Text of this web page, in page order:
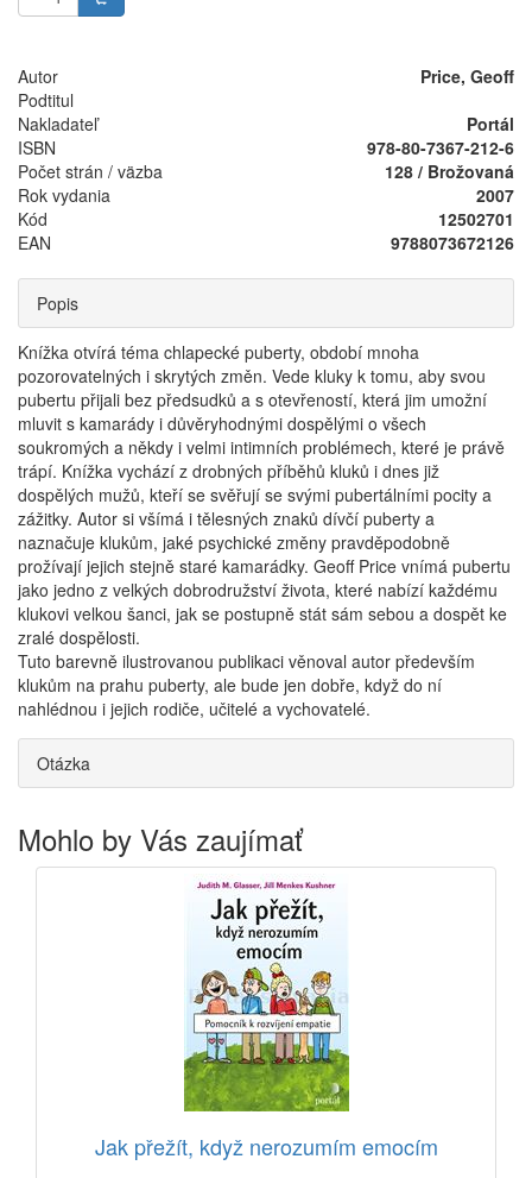
Autor
Price, Geoff
Podtitul
Nakladateľ
Portál
ISBN
978-80-7367-212-6
Počet strán / väzba
128 / Brožovaná
Rok vydania
2007
Kód
12502701
EAN
9788073672126
Popis
Knížka otvírá téma chlapecké puberty, období mnoha
pozorovatelných i skrytých změn. Vede kluky k tomu, aby svou
pubertu přijali bez předsudků a s otevřeností, která jim umožní
mluvit s kamarády i důvěryhodnými dospělými o všech
soukromých a někdy i velmi intimních problémech, které je právě
trápí. Knížka vychází z drobných příběhů kluků i dnes již
dospělých mužů, kteří se svěřují se svými pubertálními pocity a
zážitky. Autor si všímá i tělesných znaků dívčí puberty a
naznačuje klukům, jaké psychické změny pravděpodobně
prožívají jejich stejně staré kamarádky. Geoff Price vnímá pubertu
jako jedno z velkých dobrodružství života, které nabízí každému
klukovi velkou šanci, jak se postupně stát sám sebou a dospět ke
zralé dospělosti.
Tuto barevně ilustrovanou publikaci věnoval autor především
klukům na prahu puberty, ale bude jen dobře, když do ní
nahlédnou i jejich rodiče, učitelé a vychovatelé.
Otázka
Mohlo by Vás zaujímať
Jak přežít, když nerozumím emocím